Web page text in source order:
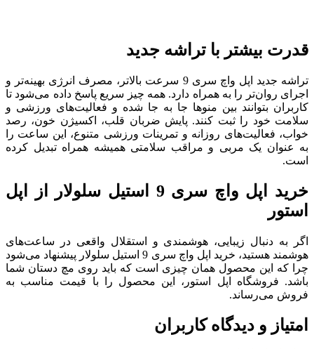
قدرت بیشتر با تراشه جدید
تراشه جدید اپل واچ سری 9 سرعت بالاتر، مصرف انرژی بهینه‌تر و
اجرای روان‌تر را به همراه دارد. همه چیز سریع پاسخ داده می‌شود تا
کاربران بتوانند بین منوها جا به جا شده و فعالیت‌های ورزشی و
سلامت خود را ثبت کنند. پایش ضربان قلب، اکسیژن خون، رصد
خواب، فعالیت‌های روزانه و تمرینات ورزشی متنوع، این ساعت را
به عنوان یک مربی و مراقب سلامتی همیشه همراه تبدیل کرده
است.
خرید اپل واچ سری 9 استیل سلولار از اپل
استور
اگر به دنبال زیبایی، هوشمندی و استقلال واقعی در ساعت‌های
هوشمند هستید، خرید اپل واچ سری 9 استیل سلولار پیشنهاد می‌شود
چرا که این محصول همان چیزی است که باید روی مچ دستان شما
باشد. فروشگاه اپل استور، این محصول را با قیمت مناسب به
فروش می‌رساند.
امتیاز و دیدگاه کاربران